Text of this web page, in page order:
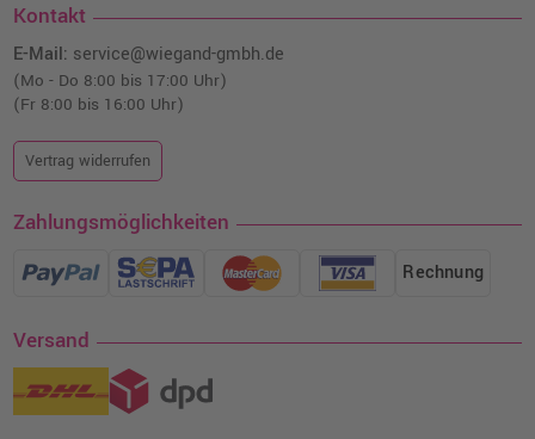
Kontakt
E-Mail: service@wiegand-gmbh.de
(Mo - Do 8:00 bis 17:00 Uhr)
(Fr 8:00 bis 16:00 Uhr)
Vertrag widerrufen
Zahlungsmöglichkeiten
Rechnung
Versand